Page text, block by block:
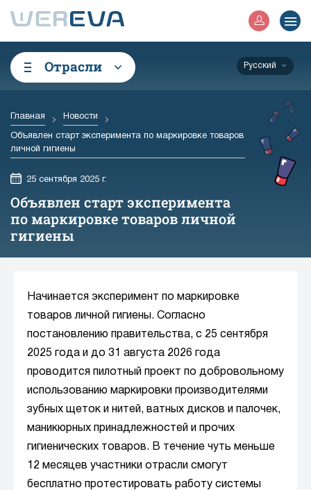
Отрасли Русский
Главная Новости
Объявлен старт эксперимента по маркировке товаров
личной гигиены
25 сентября 2025 г.
Объявлен старт эксперимента
по маркировке товаров личной
гигиены
Начинается эксперимент по маркировке
товаров личной гигиены. Согласно
постановлению правительства, с 25 сентября
2025 года и до 31 августа 2026 года
проводится пилотный проект по добровольному
использованию маркировки производителями
зубных щеток и нитей, ватных дисков и палочек,
маникюрных принадлежностей и прочих
гигиенических товаров. В течение чуть меньше
12 месяцев участники отрасли смогут
бесплатно протестировать работу системы